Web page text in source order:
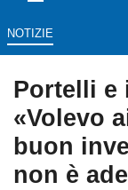
NOTIZIE
Portelli e
«Volevo
buon
non è